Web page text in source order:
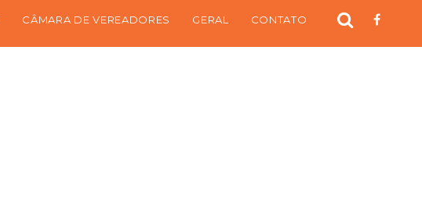
CÂMARA DE VEREADORES GERAL CONTATO